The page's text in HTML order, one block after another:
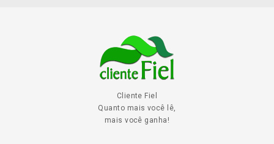
Cliente Fiel
Quanto mais você lê,
mais você ganha!